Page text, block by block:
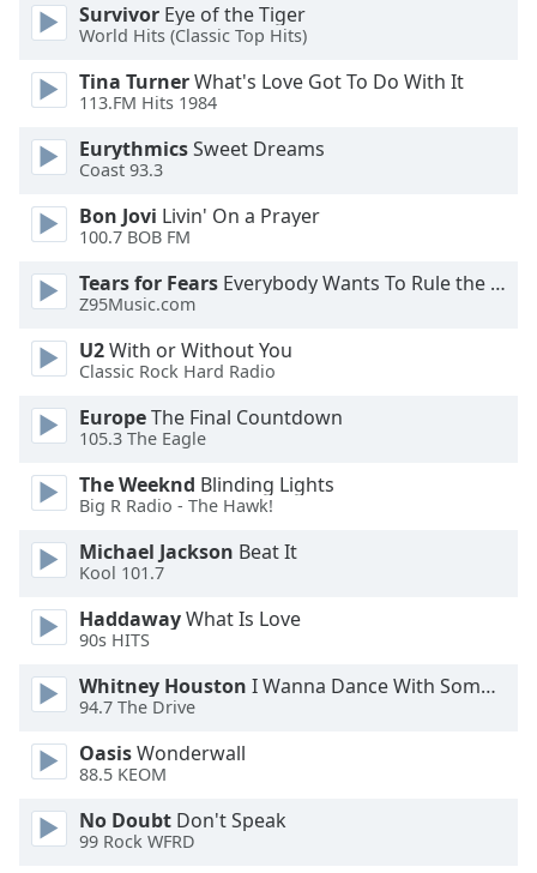
Text
Color
Opacity
Text
Background
Caption
Area
Color
Opacity
Font
Size
Text
Edge
Style
Font
Survivor Eye of the Tiger
World Hits (Classic Top Hits)
Tina TurnerWhat's Love Got To Do With It
113.FM Hits 1984
EurythmicsSweet Dreams
Coast 93.3
Bon Jovi Livin' On a Prayer
100.7 BOB FM
Tears for Fears Everybody Wants To Rule the World
Z95Music.com
U2With or Without You
Classic Rock Hard Radio
EuropeThe Final Countdown
105.3 The Eagle
The Weeknd Blinding Lights
Big R Radio - The Hawk!
Michael Jackson Beat It
Kool 101.7
HaddawayWhat Is Love
90s HITS
Whitney Houston I Wanna Dance With Somebody
94.7 The Drive
OasisWonderwall
88.5 KEOM
No Doubt Don't Speak
99 Rock WFRD